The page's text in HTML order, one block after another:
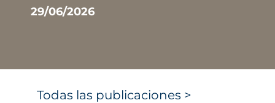
29/06/2026
Todas las publicaciones >